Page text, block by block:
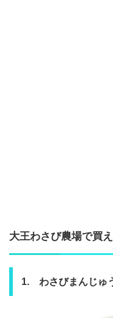
大王わさび農場で買
1. わさびまんじゅ